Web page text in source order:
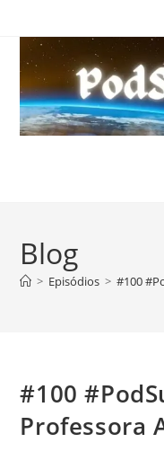
para
conteúdo
Blog
> Episódios > #100
#100
Professora